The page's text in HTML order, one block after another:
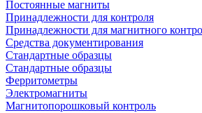
Постоянные магниты
Принадлежности для контроля
Принадлежности для магнитного
Средства документирования
Стандартные образцы
Стандартные образцы
Ферритометры
Электромагниты
Магнитопорошковый контроль